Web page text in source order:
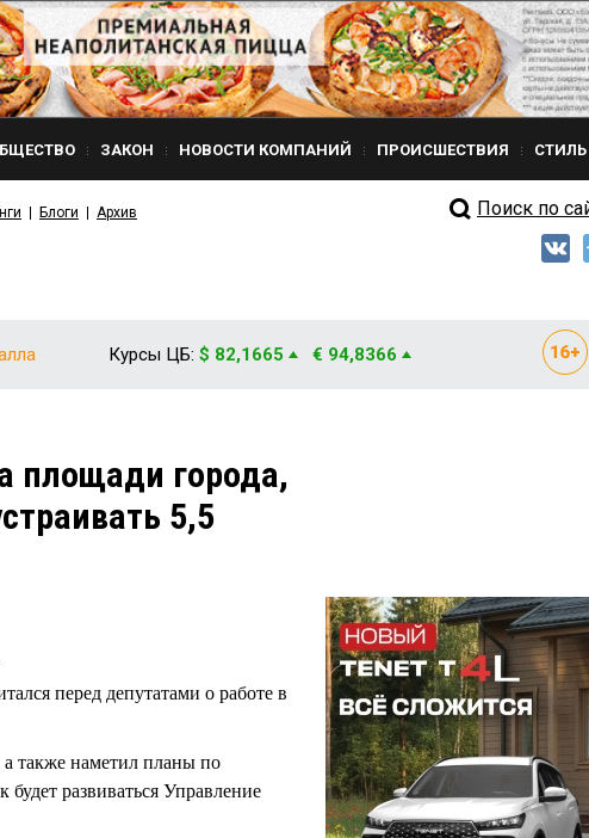
ЗАКОН НОВОСТИ КОМПАНИЙ ПРОИСШЕСТВИЯ
Блоги Архив Поиск по
Курсы ЦБ: $ 82,1665 € 94,8366
площади города,
5,5
перед депутатами о работе в
а также наметил планы по
развиваться Управление